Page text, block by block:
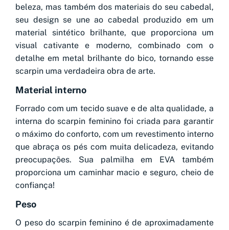
beleza, mas também dos materiais do seu cabedal,
seu design se une ao cabedal produzido em um
material sintético brilhante, que proporciona um
visual cativante e moderno, combinado com o
detalhe em metal brilhante do bico, tornando esse
scarpin uma verdadeira obra de arte.
Material interno
Forrado com um tecido suave e de alta qualidade, a
interna do scarpin feminino foi criada para garantir
o máximo do conforto, com um revestimento interno
que abraça os pés com muita delicadeza, evitando
preocupações. Sua palmilha em EVA também
proporciona um caminhar macio e seguro, cheio de
confiança!
Peso
O peso do scarpin feminino é de aproximadamente